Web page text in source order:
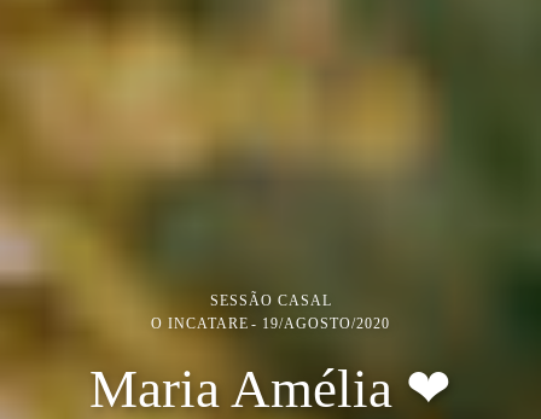
SESSÃO CASAL
O INCATARE
19/AGOSTO/2020
Maria Amélia ❤